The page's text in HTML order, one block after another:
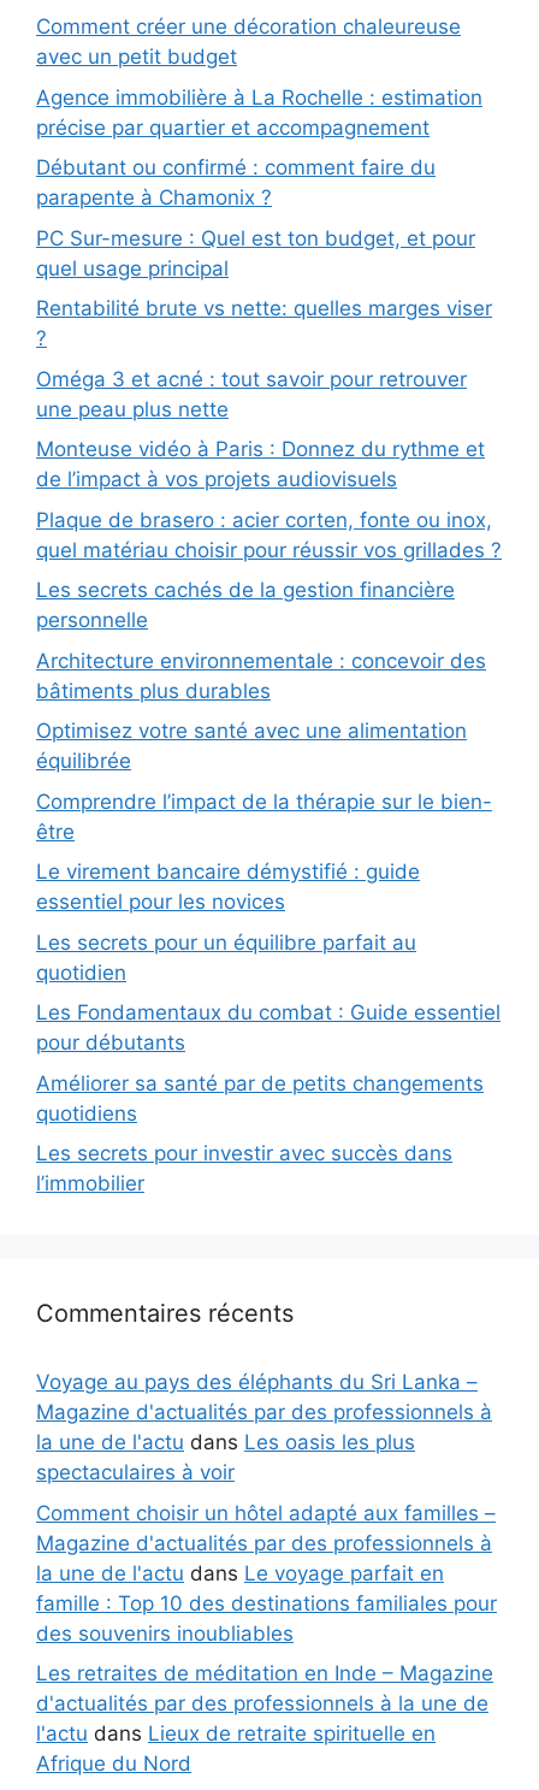
Comment créer une décoration chaleureuse
avec un petit budget
Agence immobilière à La Rochelle : estimation
précise par quartier et accompagnement
Débutant ou confirmé : comment faire du
parapente à Chamonix ?
PC Sur-mesure : Quel est ton budget, et pour
quel usage principal
Rentabilité brute vs nette: quelles marges viser
?
Oméga 3 et acné : tout savoir pour retrouver
une peau plus nette
Monteuse vidéo à Paris : Donnez du rythme et
de l’impact à vos projets audiovisuels
Plaque de brasero : acier corten, fonte ou inox,
quel matériau choisir pour réussir vos grillades ?
Les secrets cachés de la gestion financière
personnelle
Architecture environnementale : concevoir des
bâtiments plus durables
Optimisez votre santé avec une alimentation
équilibrée
Comprendre l’impact de la thérapie sur le bien-
être
Le virement bancaire démystifié : guide
essentiel pour les novices
Les secrets pour un équilibre parfait au
quotidien
Les Fondamentaux du combat : Guide essentiel
pour débutants
Améliorer sa santé par de petits changements
quotidiens
Les secrets pour investir avec succès dans
l’immobilier
Commentaires récents
Voyage au pays des éléphants du Sri Lanka –
Magazine d'actualités par des professionnels à
la une de l'actu dans Les oasis les plus
spectaculaires à voir
Comment choisir un hôtel adapté aux familles –
Magazine d'actualités par des professionnels à
la une de l'actu dans Le voyage parfait en
famille : Top 10 des destinations familiales pour
des souvenirs inoubliables
Les retraites de méditation en Inde – Magazine
d'actualités par des professionnels à la une de
l'actu dans Lieux de retraite spirituelle en
Afrique du Nord